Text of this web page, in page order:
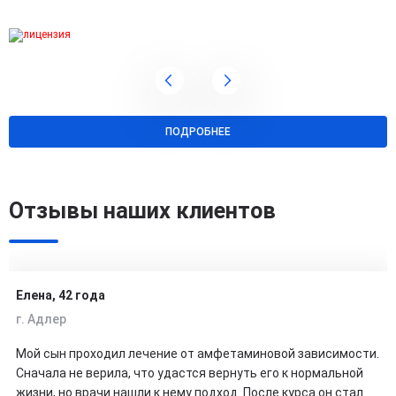
ПОДРОБНЕЕ
Отзывы наших клиентов
Елена, 42 года
г. Адлер
Мой сын проходил лечение от амфетаминовой зависимости.
Сначала не верила, что удастся вернуть его к нормальной
жизни, но врачи нашли к нему подход. После курса он стал